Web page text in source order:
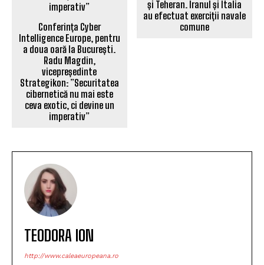
Conferința Cyber
Intelligence Europe, pentru
a doua oară la București.
Radu Magdin,
vicepreședinte
Strategikon: ”Securitatea
cibernetică nu mai este
ceva exotic, ci devine un
imperativ”
și Teheran. Iranul și Italia
au efectuat exerciții navale
comune
TEODORA ION
http://www.caleaeuropeana.ro